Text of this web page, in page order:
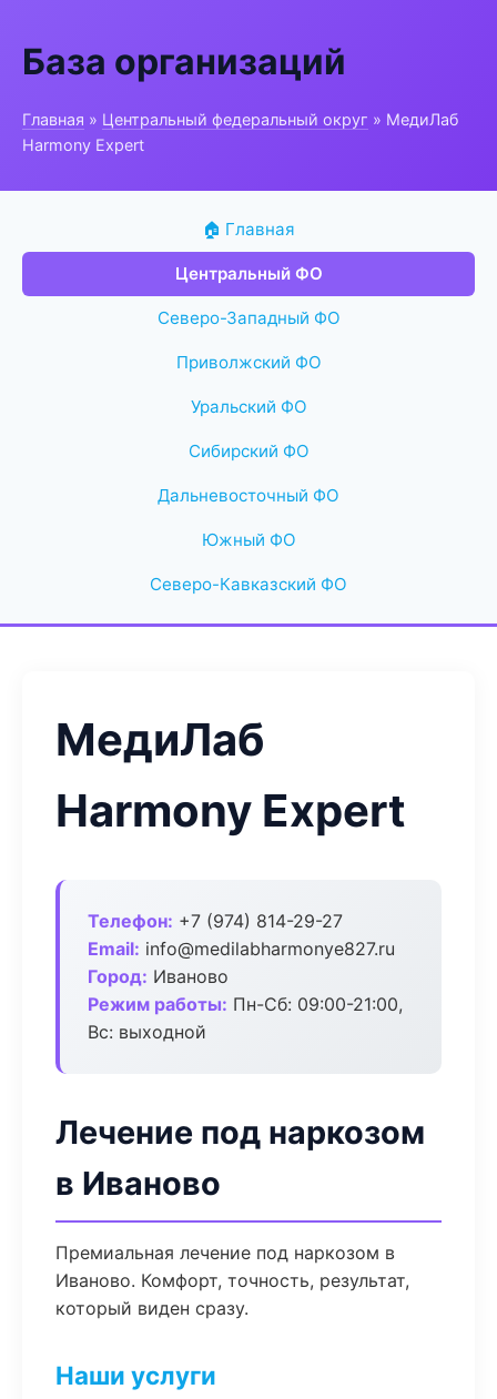
База организаций
Главная » Центральный федеральный округ » МедиЛаб
Harmony Expert
🏠 Главная
Центральный ФО
Северо-Западный ФО
Приволжский ФО
Уральский ФО
Сибирский ФО
Дальневосточный ФО
Южный ФО
Северо-Кавказский ФО
МедиЛаб
Harmony Expert
Телефон: +7 (974) 814-29-27
Email: info@medilabharmonye827.ru
Город: Иваново
Режим работы: Пн-Сб: 09:00-21:00,
Вс: выходной
Лечение под наркозом
в Иваново
Премиальная лечение под наркозом в
Иваново. Комфорт, точность, результат,
который виден сразу.
Наши услуги